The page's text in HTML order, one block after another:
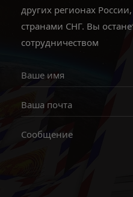
других регионах
странами СНГ. Вы
сотрудничеством